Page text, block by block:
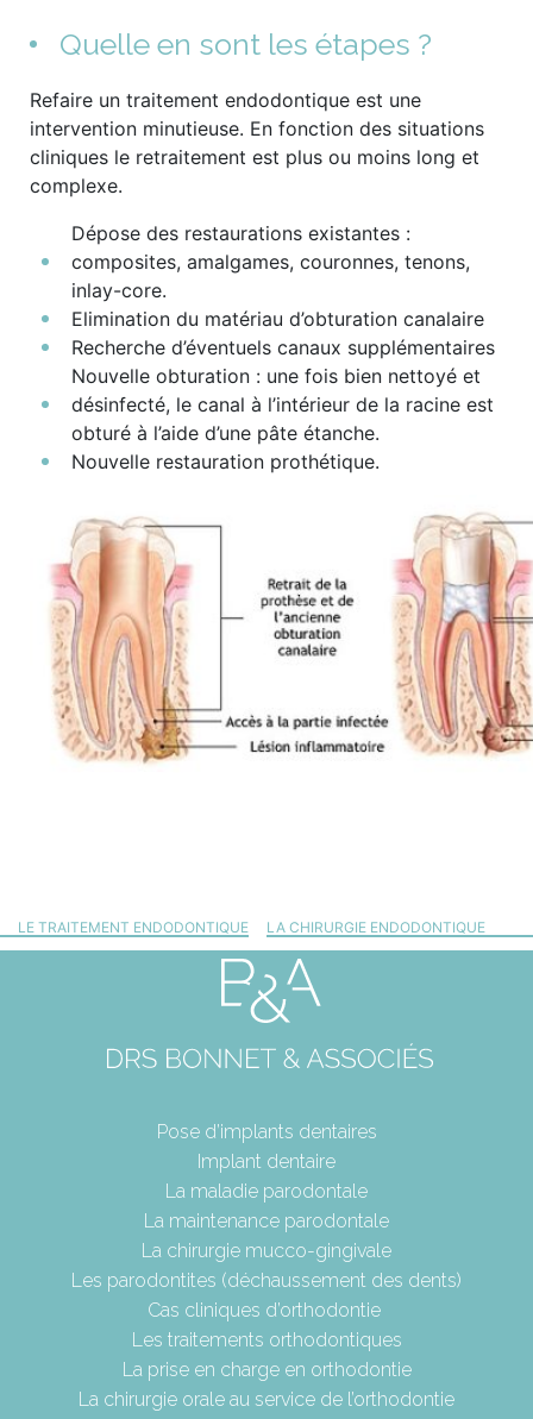
Quelle en sont les étapes ?
Refaire un traitement endodontique est une
intervention minutieuse. En fonction des situations
cliniques le retraitement est plus ou moins long et
complexe.
Dépose des restaurations existantes :
composites, amalgames, couronnes, tenons,
inlay-core.
Elimination du matériau d’obturation canalaire
Recherche d’éventuels canaux supplémentaires
Nouvelle obturation : une fois bien nettoyé et
désinfecté, le canal à l’intérieur de la racine est
obturé à l’aide d’une pâte étanche.
Nouvelle restauration prothétique.
LE TRAITEMENT ENDODONTIQUE LA CHIRURGIE ENDODONTIQUE
Pose d’implants dentaires
Implant dentaire
La maladie parodontale
La maintenance parodontale
La chirurgie mucco-gingivale
Les parodontites (déchaussement des dents)
Cas cliniques d’orthodontie
Les traitements orthodontiques
La prise en charge en orthodontie
La chirurgie orale au service de l’orthodontie